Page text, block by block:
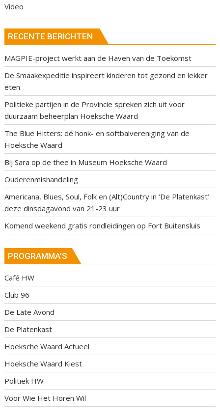
Video
RECENTE BERICHTEN
MAGPIE-project werkt aan de Haven van de Toekomst
De Smaakexpeditie inspireert kinderen tot gezond en lekker
eten
Politieke partijen in de Provincie spreken zich uit voor
duurzaam beheerplan Hoeksche Waard
The Blue Hitters: dé honk- en softbalvereniging van de
Hoeksche Waard
Bij Sara op de thee in Museum Hoeksche Waard
Ouderenmishandeling
Americana, Blues, Soul, Folk en (Alt)Country in ‘De Platenkast’
deze dinsdagavond van 21-23 uur
Komend weekend gratis rondleidingen op Fort Buitensluis
PROGRAMMA’S
Café HW
Club 96
De Late Avond
De Platenkast
Hoeksche Waard Actueel
Hoeksche Waard Kiest
Politiek HW
Voor Wie Het Horen Wil